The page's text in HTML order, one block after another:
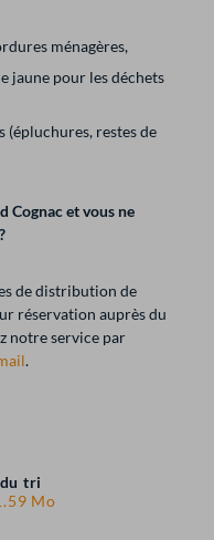
ménagères,
jaune pour les déchets
(épluchures, restes de
Cognac et vous ne
de distribution de
réservation auprès du
notre service par
.
tri
Mo